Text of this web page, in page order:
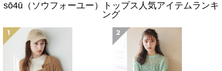
sō4ū（ソウフォーユー）トップス人気アイテムランキ
ング
1 2